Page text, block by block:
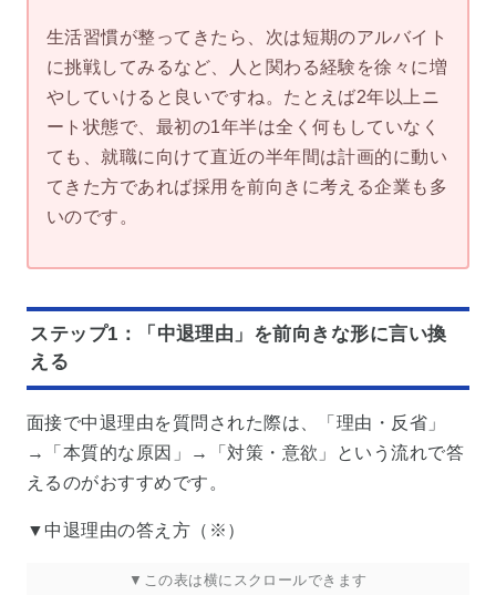
生活習慣が整ってきたら、次は短期のアルバイト
に挑戦してみるなど、人と関わる経験を徐々に増
やしていけると良いですね。たとえば2年以上ニ
ート状態で、最初の1年半は全く何もしていなく
ても、就職に向けて直近の半年間は計画的に動い
てきた方であれば採用を前向きに考える企業も多
いのです。
ステップ1：「中退理由」を前向きな形に言い換
える
面接で中退理由を質問された際は、「理由・反省」
→「本質的な原因」→「対策・意欲」という流れで答
えるのがおすすめです。
▼中退理由の答え方（※）